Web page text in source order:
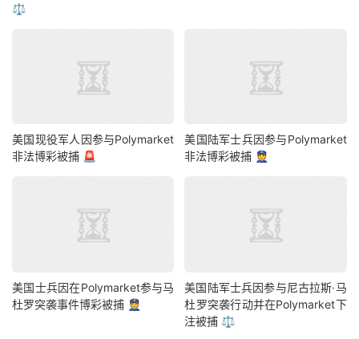
⚖️
美国现役军人因参与Polymarket
非法博彩被捕 🚨
美国陆军士兵因参与Polymarket
非法博彩被捕 👮
美国士兵因在Polymarket参与马
杜罗突袭事件博彩被捕 👮
美国陆军士兵因参与尼古拉斯·马
杜罗突袭行动并在Polymarket下
注被捕 ⚖️